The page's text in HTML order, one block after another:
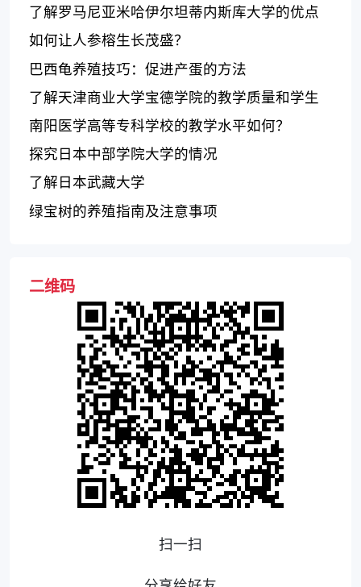
了解罗马尼亚米哈伊尔坦蒂内斯库大学的优点
和特点
如何让人参榕生长茂盛？
巴西龟养殖技巧：促进产蛋的方法
了解天津商业大学宝德学院的教学质量和学生
评价
南阳医学高等专科学校的教学水平如何？
探究日本中部学院大学的情况
了解日本武藏大学
绿宝树的养殖指南及注意事项
二维码
扫一扫